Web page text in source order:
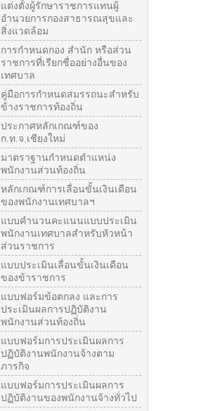
แต่งตั้งผู้รักษาราชการแทนผู้
อำนวยการกองสาธารณสุขและ
สิ่งแวดล้อม
การกำหนดกอง สำนัก หรือส่วน
ราชการที่เรียกชื่ออย่างอื่นของ
เทศบาล
คู่มือการกำหนดสมรรถนะสำหรับ
ข้างราชการท้องถิ่น
ประกาศหลักเกณฑ์ของ
ก.ท.จ.เชียงใหม่
มาตราฐานกำหนดตำแหน่ง
พนักงานส่วนท้องถิ่น
หลักเกณฑ์การเลื่อนขั้นเงินเดือน
ของพนักงานเทศบาลฯ
แบบคำนวนคะแนนแบบประเมิน
พนักงานเทศบาลสำหรับหัวหน้า
ส่วนราชการ
แบบประเมินเลื่อนขั้นเงินเดือน
ของข้าราชการ
แบบฟอร์มข้อตกลง และการ
ประเมินผลการปฏิบัติงาน
พนักงานส่วนท้องถิ่น
แบบฟอร์มการประเมินผลการ
ปฏิบัติงานพนักงานจ้างตาม
ภารกิจ
แบบฟอร์มการประเมินผลการ
ปฏิบัติงานของพนักงานจ้างทั่วไป